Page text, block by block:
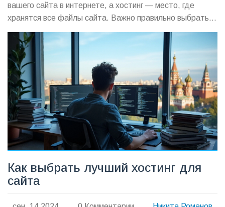
вашего сайта в интернете, а хостинг — место, где
хранятся все файлы сайта. Важно правильно выбрать
оба, чтобы обеспечить работу сайта и его доступность
для пользователей. Узнайте, как выбрать идеальный
домен и хостинг для вашего проекта.
Как выбрать лучший хостинг для
сайта